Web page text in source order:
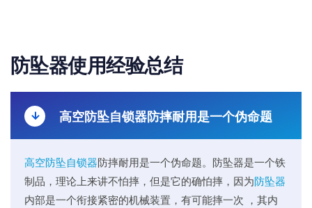
防坠器使用经验总结
高空防坠自锁器防摔耐用是一个伪命题
高空防坠自锁器防摔耐用是一个伪命题。防坠器是一个铁
制品，理论上来讲不怕摔，但是它的确怕摔，因为防坠器
内部是一个衔接紧密的机械装置，有可能摔一次 ，其内